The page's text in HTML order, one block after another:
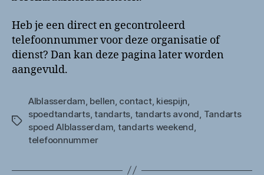
Heb je een direct en gecontroleerd
telefoonnummer voor deze organisatie of
dienst? Dan kan deze pagina later worden
aangevuld.
Tags
Alblasserdam bellen contact, kiespijn
spoedtandarts,tandarts tandarts avond Tandarts
spoed Alblasserdam tandarts weekend
telefoonnummer